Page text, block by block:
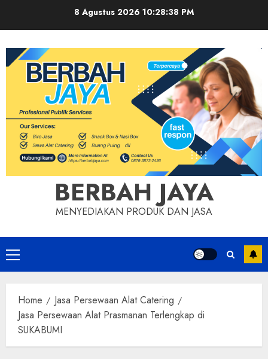
8 Agustus 2026 10:28:39 PM
BERBAH JAYA
MENYEDIAKAN PRODUK DAN JASA
Primary
Menu
Home
Jasa Persewaan Alat Catering
Jasa Persewaan Alat Prasmanan Terlengkap di
SUKABUMI